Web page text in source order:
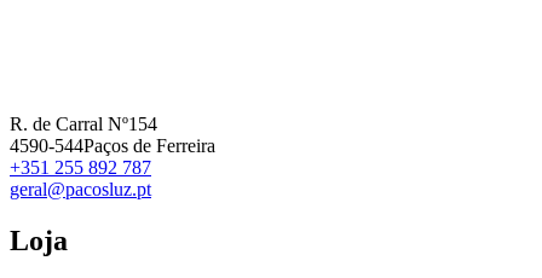
R. de Carral Nº154
4590-544Paços de Ferreira
+351 255 892 787
geral@pacosluz.pt
Loja